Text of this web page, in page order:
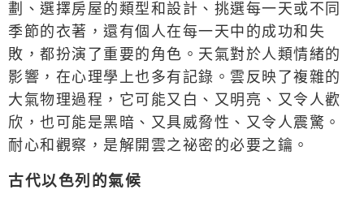
劃、選擇房屋的類型和設計、挑選每一天或不同
季節的衣著，還有個人在每一天中的成功和失
敗，都扮演了重要的角色。天氣對於人類情緒的
影響，在心理學上也多有記錄。雲反映了複雜的
大氣物理過程，它可能又白、又明亮、又令人歡
欣，也可能是黑暗、又具威脅性、又令人震驚。
耐心和觀察，是解開雲之祕密的必要之鑰。
古代以色列的氣候